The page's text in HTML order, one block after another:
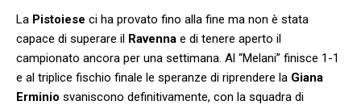
La Pistoiese ci ha provato fino alla fine ma non è stata
capace di superare il Ravenna e di tenere aperto il
campionato ancora per una settimana. Al “Melani” finisce 1-1
e al triplice fischio finale le speranze di riprendere la Giana
Erminio svaniscono definitivamente, con la squadra di